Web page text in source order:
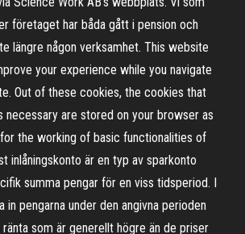
företaget har båda gått i pension och
längre någon verksamhet. This website
your experience while you navigate
Out of these cookies, the cookies that
necessary are stored on your browser as
the working of basic functionalities of
inlåningskonto är en typ av sparkonto
summa pengar för en viss tidsperiod. I
in pengarna under den angivna perioden
som är generellt högre än de priser